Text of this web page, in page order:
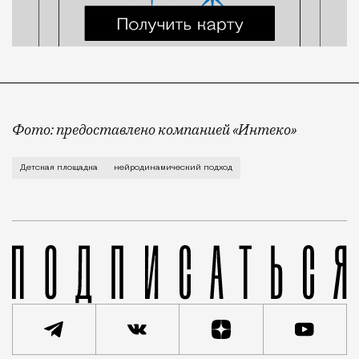
Фото: предоставлено компанией «Интеко»
Это первая площадка такого рода. Ее проект
Детская площадка нейродинамический подход